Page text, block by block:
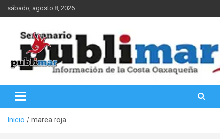
Saltar
al
sábado, agosto 8, 2026
PubliMar
Inicio marea roja